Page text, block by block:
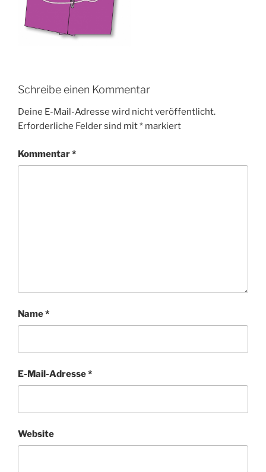
Schreibe einen Kommentar
Deine E-Mail-Adresse wird nicht veröffentlicht.
Erforderliche Felder sind mit* markiert
Kommentar*
Name*
E-Mail-Adresse*
Website